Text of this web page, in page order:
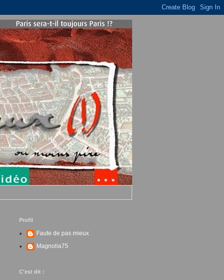
Profil
Faute de pas mieux
Magnolia75
C'est dit :